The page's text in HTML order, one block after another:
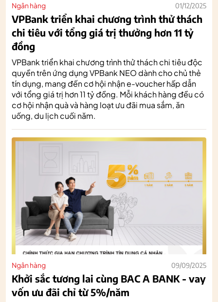
Ngân hàng 01/12/2025
VPBank triển khai chương trình thử thách
chi tiêu với tổng giá trị thưởng hơn 11 tỷ
đồng
VPBank triển khai chương trình thử thách chi tiêu độc
quyền trên ứng dụng VPBank NEO dành cho chủ thẻ
tín dụng, mang đến cơ hội nhận e-voucher hấp dẫn
với tổng giá trị hơn 11 tỷ đồng. Mỗi khách hàng đều có
cơ hội nhận quà và hàng loạt ưu đãi mua sắm, ăn
uống, du lịch cuối năm.
Ngân hàng 09/09/2025
Khởi sắc tương lai cùng BAC A BANK - vay
vốn ưu đãi chỉ từ 5%/năm